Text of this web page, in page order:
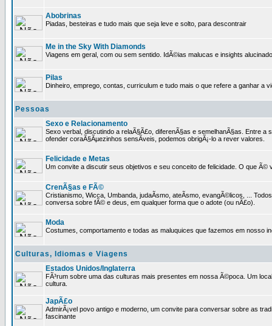
Abobrinas
Piadas, besteiras e tudo mais que seja leve e solto, para descontrair
Me in the Sky With Diamonds
Viagens em geral, com ou sem sentido. IdÃ©ias malucas e insights
Pilas
Dinheiro, emprego, contas, curriculum e tudo mais o que refere a ganhar a
Pessoas
Sexo e Relacionamento
Sexo verbal, discutindo a relaÃ§Ã£o, diferenÃ§as e semelhanÃ§as. Entre a
ofender coraÃ§Ãµezinhos sensÃ­veis, podemos obrigÃ¡-lo a rever valores.
Felicidade e Metas
Um convite a discutir seus objetivos e seu conceito de felicidade. O que Ã©
CrenÃ§as e FÃ©
Cristianismo, Wicca, Umbanda, judaÃ­smo, ateÃ­smo, evangÃ©licos, ...
conversa sobre fÃ© e deus, em qualquer forma que o adote (ou nÃ£o).
Moda
Costumes, comportamento e todas as maluquices que fazemos em nosso
Culturas, Idiomas e Viagens
Estados Unidos/Inglaterra
FÃ³rum sobre uma das culturas mais presentes em nossa Ã©poca. Um
cultura.
JapÃ£o
AdmirÃ¡vel povo antigo e moderno, um convite para conversar sobre as
fascinante